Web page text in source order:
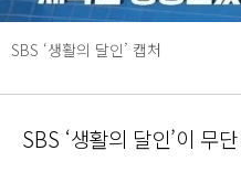
SBS ‘생활의 달인’ 캡처
SBS ‘생활의 달인’이 무